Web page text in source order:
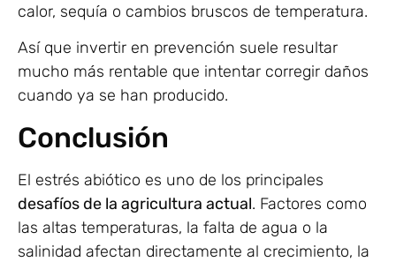
calor, sequía o cambios bruscos de temperatura.
Así que invertir en prevención suele resultar
mucho más rentable que intentar corregir daños
cuando ya se han producido.
Conclusión
El estrés abiótico es uno de los principales
desafíos de la agricultura actual. Factores como
las altas temperaturas, la falta de agua o la
salinidad afectan directamente al crecimiento, la